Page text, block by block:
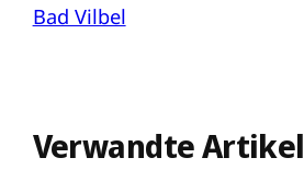
Bad Vilbel
Verwandte Artikel